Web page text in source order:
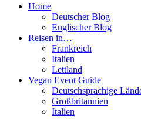
Home
Deutscher Blog
Englischer Blog
Reisen in…
Frankreich
Italien
Lettland
Vegan Event Guide
Deutschsprachige
Großbritannien
Italien